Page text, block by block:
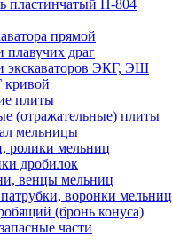
пластинчатый П-804
прямой
плавучих драг
экскаваторов ЭКГ, ЭШ
плиты
(отражательные) плиты
мельницы
ролики мельниц
дробилок
венцы мельниц
воронки мельниц
(бронь конуса)
части